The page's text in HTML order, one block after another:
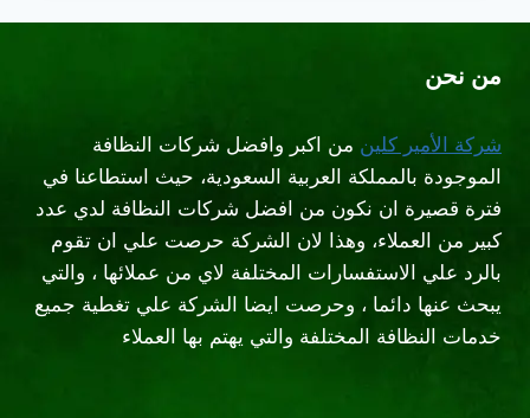
من نحن
شركة الأمير كلين من اكبر وافضل شركات النظافة
الموجودة بالمملكة العربية السعودية، حيث استطاعنا في
فترة قصيرة ان نكون من افضل شركات النظافة لدي عدد
كبير من العملاء، وهذا لان الشركة حرصت علي ان تقوم
بالرد علي الاستفسارات المختلفة لاي من عملائها ، والتي
يبحث عنها دائما ، وحرصت ايضا الشركة علي تغطية جميع
خدمات النظافة المختلفة والتي يهتم بها العملاء